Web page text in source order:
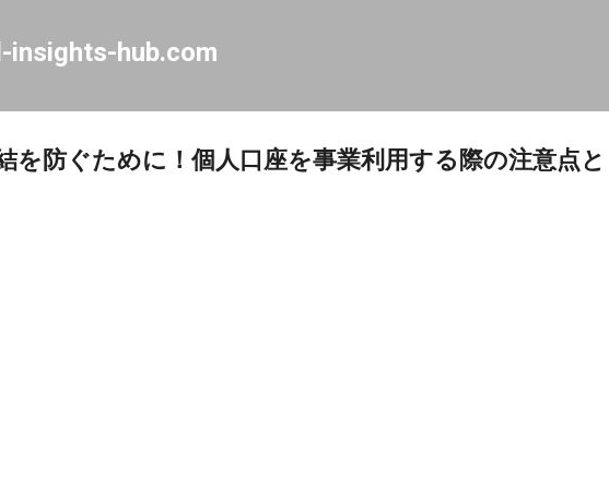
insights-hub.com
を防ぐために！個人口座を事業利用する際の注意点